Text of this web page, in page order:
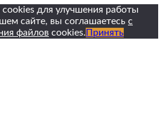
для улучшения работы
сайте, вы соглашаетесь с
файлов cookies.Принять